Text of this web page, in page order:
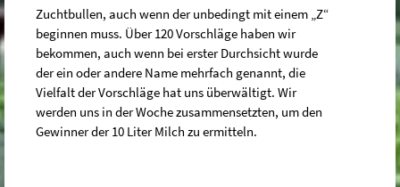
Zuchtbullen, auch wenn der unbedingt mit einem „Z“
beginnen muss. Über 120 Vorschläge haben wir
bekommen, auch wenn bei erster Durchsicht wurde
der ein oder andere Name mehrfach genannt, die
Vielfalt der Vorschläge hat uns überwältigt. Wir
werden uns in der Woche zusammensetzten, um den
Gewinner der 10 Liter Milch zu ermitteln.